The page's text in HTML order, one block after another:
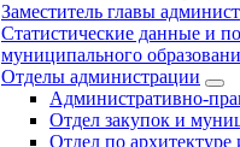
Заместитель главы
Статистические данные и
муниципального
Отделы администрации
Административно-
Отдел закупок и
Отдел по архитектуре